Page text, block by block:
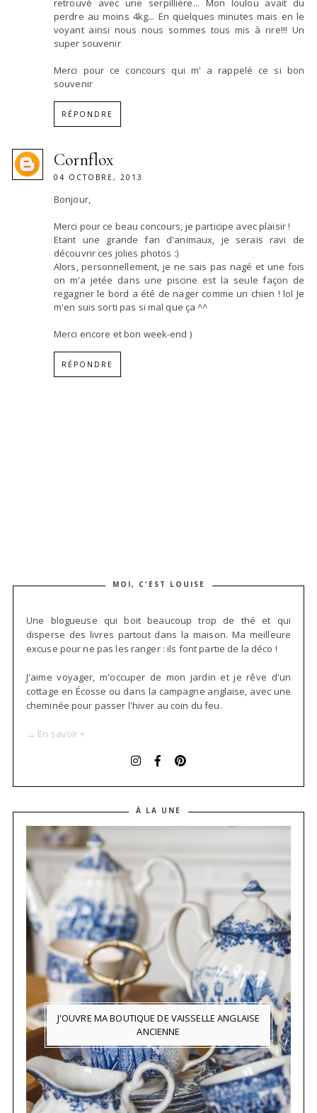
retrouvé avec une serpillière... Mon loulou avait du
perdre au moins 4kg... En quelques minutes mais en le
voyant ainsi nous nous sommes tous mis à rire!!! Un
super souvenir
Merci pour ce concours qui m' a rappelé ce si bon
souvenir
RÉPONDRE
Cornflox
04 OCTOBRE, 2013
Bonjour,
Merci pour ce beau concours, je participe avec plaisir !
Etant une grande fan d'animaux, je serais ravi de
découvrir ces jolies photos :)
Alors, personnellement, je ne sais pas nagé et une fois
on m'a jetée dans une piscine est la seule façon de
regagner le bord a été de nager comme un chien ! lol Je
m'en suis sorti pas si mal que ça ^^
Merci encore et bon week-end )
RÉPONDRE
MOI, C'EST LOUISE
Une blogueuse qui boit beaucoup trop de thé et qui
disperse des livres partout dans la maison. Ma meilleure
excuse pour ne pas les ranger : ils font partie de la déco !
J'aime voyager, m'occuper de mon jardin et je rêve d'un
cottage en Écosse ou dans la campagne anglaise, avec une
cheminée pour passer l'hiver au coin du feu.
→ En savoir +
À LA UNE
J'OUVRE MA BOUTIQUE DE VAISSELLE ANGLAISE
ANCIENNE